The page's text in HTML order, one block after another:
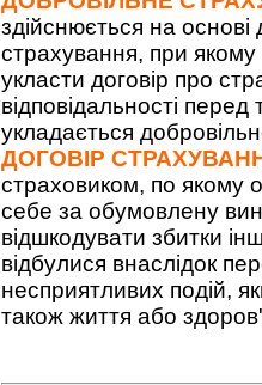
здійснюється на основі
страхування, при
укласти договір про
відповідальності
укладається
ДОГОВІР
страховиком, по якому
себе за обумовлену
відшкодувати збитки
відбулися внаслідок
несприятливих подій,
також життя або